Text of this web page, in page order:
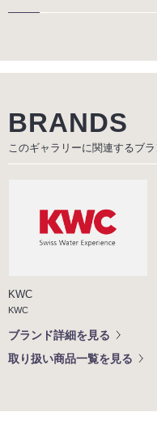
BRANDS
このギャラリーに関連するブ
KWC
KWC
ブランド詳細を見る
取り扱い商品一覧を見る